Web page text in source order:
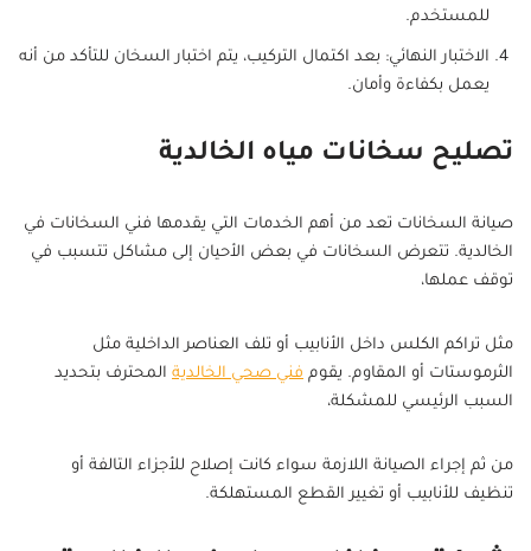
للمستخدم.
الاختبار النهائي: بعد اكتمال التركيب، يتم اختبار السخان للتأكد من أنه
يعمل بكفاءة وأمان.
تصليح سخانات مياه الخالدية
صيانة السخانات تعد من أهم الخدمات التي يقدمها فني السخانات في
الخالدية. تتعرض السخانات في بعض الأحيان إلى مشاكل تتسبب في
توقف عملها،
مثل تراكم الكلس داخل الأنابيب أو تلف العناصر الداخلية مثل
الثرموستات أو المقاوم. يقوم فني صحي الخالدية المحترف بتحديد
السبب الرئيسي للمشكلة،
من ثم إجراء الصيانة اللازمة سواء كانت إصلاح للأجزاء التالفة أو
تنظيف للأنابيب أو تغيير القطع المستهلكة.